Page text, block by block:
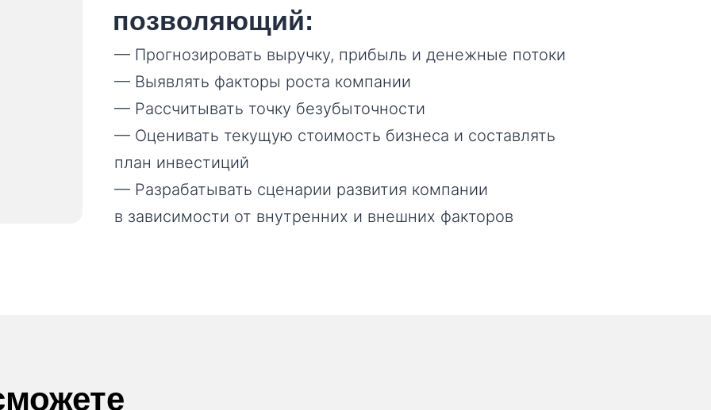
— Прогнозировать выручку, прибыль и денежные потоки
— Выявлять факторы роста компании
— Рассчитывать точку безубыточности
— Оценивать текущую стоимость бизнеса и составлять
план инвестиций
— Разрабатывать сценарии развития компании
в зависимости от внутренних и внешних факторов
позволяющий: